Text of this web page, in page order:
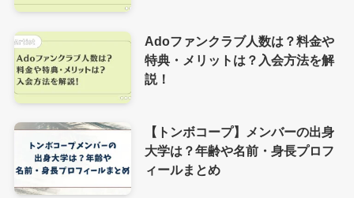
Adoファンクラブ人数は？料金や
特典・メリットは？入会方法を解
説！
【トンボコープ】メンバーの出身
大学は？年齢や名前・身長プロフ
ィールまとめ